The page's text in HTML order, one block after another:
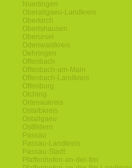
Nuertingen
Oberallgaeu-Landkreis
Oberkirch
Obertshausen
Oberursel
Odenwaldkreis
Oehringen
Offenbach
Offenbach-am-Main
Offenbach-Landkreis
Offenburg
Olching
Ortenaukreis
Ostalbkreis
Ostallgaeu
Ostfildern
Passau
Passau-Landkreis
Passau-Stadt
Pfaffenhofen-an-der-Ilm